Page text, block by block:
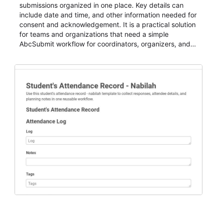
submissions organized in one place. Key details can
include date and time, and other information needed for
consent and acknowledgement. It is a practical solution
for teams and organizations that need a simple
AbcSubmit workflow for coordinators, organizers, and